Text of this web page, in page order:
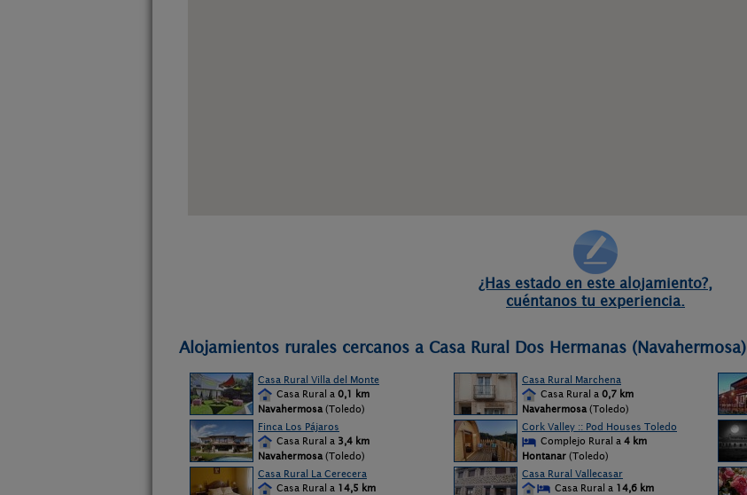
¿Has estado en este alojamiento?,
cuéntanos tu experiencia.
Alojamientos rurales cercanos a Casa Rural Dos Hermanas (Navahermosa)
Casa Rural Villa del Monte
Casa Rural a 0,1 km
Navahermosa (Toledo)
Casa Rural Marchena
Casa Rural a 0,7 km
Navahermosa (Toledo)
Finca Los Pájaros
Casa Rural a 3,4 km
Navahermosa (Toledo)
Cork Valley :: Pod Houses Toledo
Complejo Rural a 4 km
Hontanar (Toledo)
Casa Rural La Cerecera
Casa Rural a 14,5 km
Casa Rural Vallecasar
Casa Rural a 14,6 km